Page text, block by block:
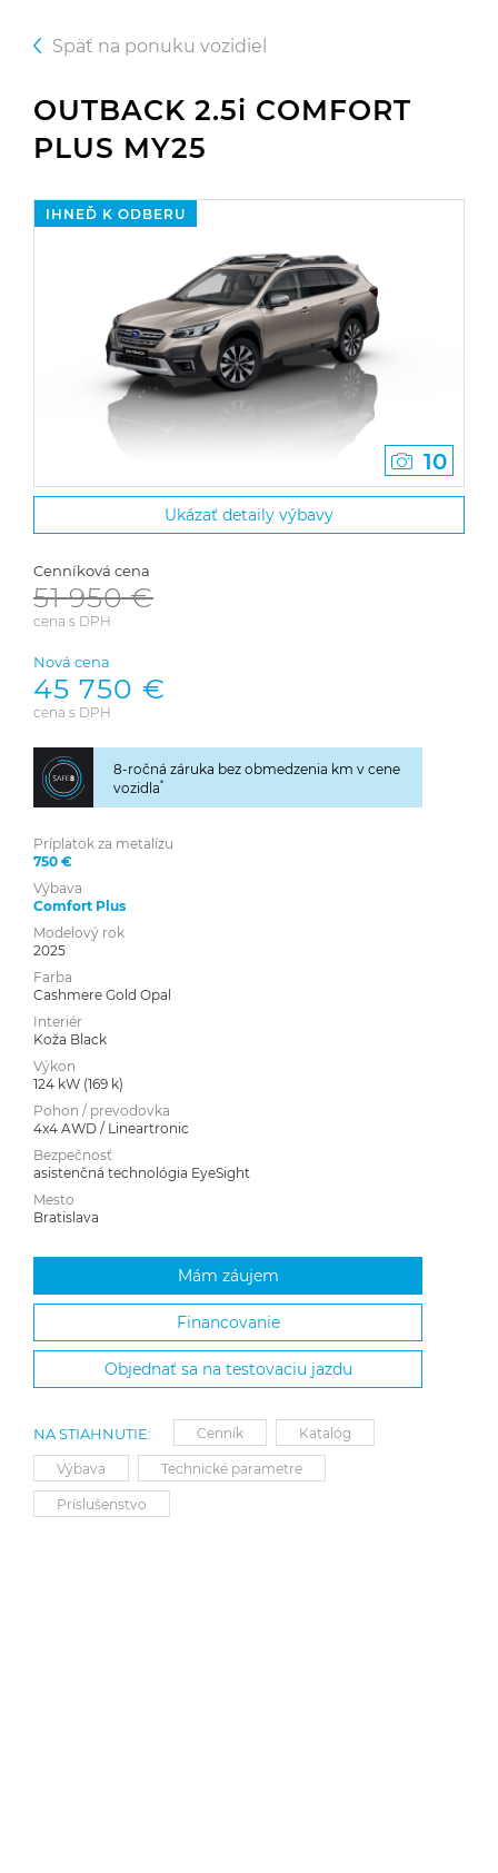
Späť na ponuku vozidiel
OUTBACK 2.5i COMFORT
PLUS MY25
IHNEĎ K ODBERU
10
Ukázať detaily výbavy
Cenníková cena
51 950 €
cena s DPH
Nová cena
45 750 €
cena s DPH
8-ročná záruka bez obmedzenia km v cene
vozidla*
Príplatok za metalízu
750 €
Výbava
Comfort Plus
Modelový rok
2025
Farba
Cashmere Gold Opal
Interiér
Koža Black
Výkon
124 kW (169 k)
Pohon / prevodovka
4x4 AWD / Lineartronic
Bezpečnosť
asistenčná technológia EyeSight
Mesto
Bratislava
Mám záujem
Financovanie
Objednať sa na testovaciu jazdu
NA STIAHNUTIE: Cenník
Katalóg
Výbava
Technické parametre
Príslušenstvo